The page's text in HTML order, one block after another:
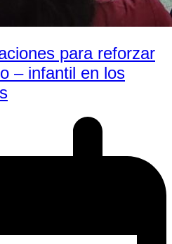
para reforzar
– infantil en los